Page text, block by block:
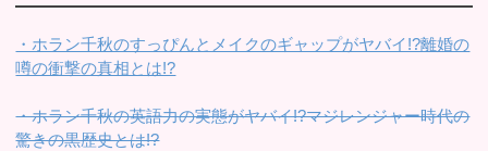
・ホラン千秋のすっぴんとメイクのギャップがヤバイ!?離婚の
噂の衝撃の真相とは!?
・ホラン千秋の英語力の実態がヤバイ!?マジレンジャー時代の
驚きの黒歴史とは!?